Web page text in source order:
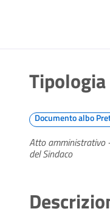
Documento albo
Atto amministrativo
del Sindaco